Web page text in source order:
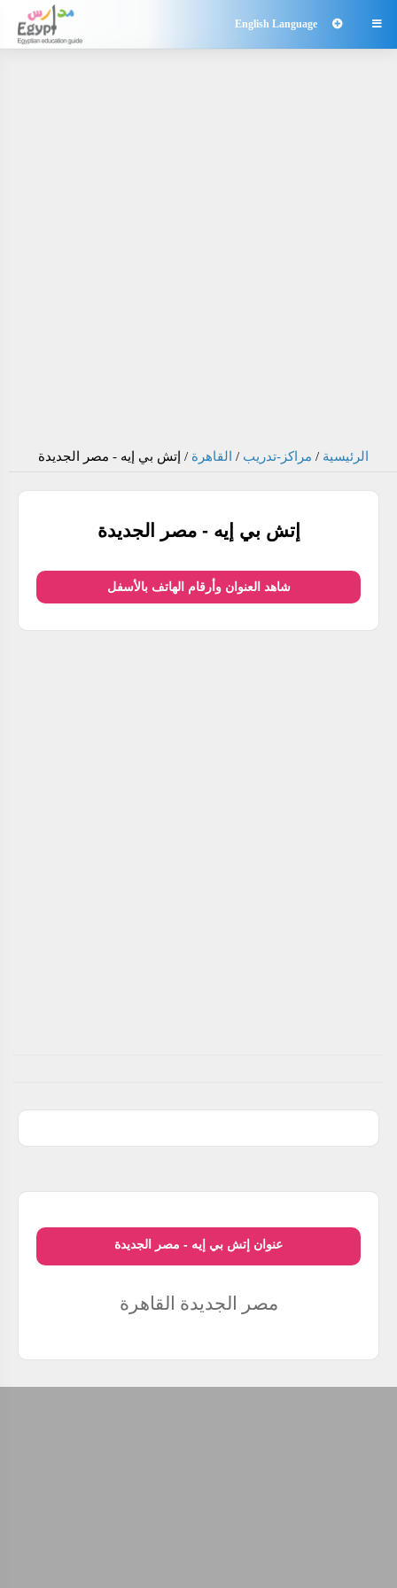

English Language
الرئيسية / مراكز-تدريب / القاهرة / إتش بي إيه - مصر الجديدة
إتش بي إيه - مصر الجديدة
شاهد العنوان وأرقام الهاتف بالأسفل
عنوان إتش بي إيه - مصر الجديدة
مصر الجديدة القاهرة